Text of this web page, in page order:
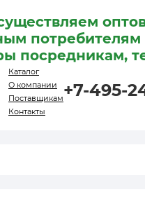
посредникам,
Каталог
О компании
Поставщикам
Контакты
+7-495-